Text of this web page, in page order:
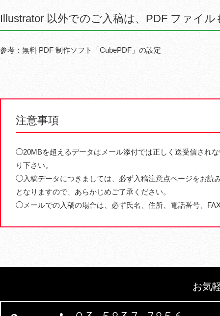
Illustrator 以外でのご入稿は、PDF ファイ
参考：無料 PDF 制作ソフト「CubePDF」の設定
注意事項
◯20MBを超えるデータはメール添付では正しく送受信され
り下さい。
◯入稿データにつきましては、必ず入稿注意点ページをお読
となりますので、あらかじめご了承ください。
◯メールでの入稿の場合は、必ず氏名、住所、電話番号、
お気